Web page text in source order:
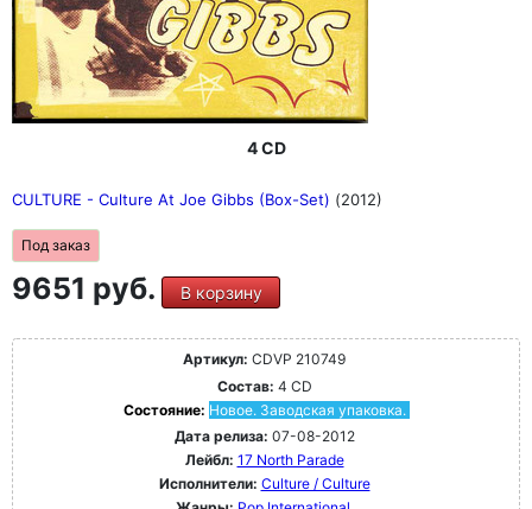
4 CD
CULTURE - Culture At Joe Gibbs (Box-Set) (2012)
Под заказ
9651 руб. В корзину
Артикул: CDVP 210749
Состав: 4 CD
Состояние: Новое. Заводская упаковка.
Дата релиза: 07-08-2012
Лейбл: 17 North Parade
Исполнители: Culture / Culture